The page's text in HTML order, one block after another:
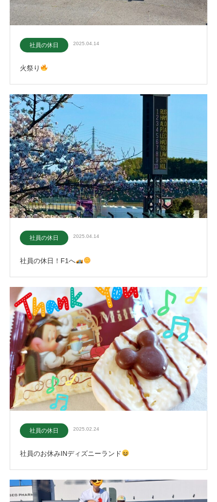
社員の休日 2025.04.14
火祭り
社員の休日 2025.04.14
社員の休日！F1へ
社員の休日 2025.02.24
社員のお休みINディズニーランド